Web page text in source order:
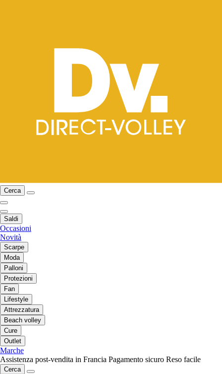
Cerca
Saldi
Occasioni
Novità
Scarpe
Moda
Palloni
Protezioni
Fan
Lifestyle
Attrezzatura
Beach volley
Cure
Outlet
Marche
Assistenza post-vendita in Francia Pagamento sicuro Reso facile
Cerca